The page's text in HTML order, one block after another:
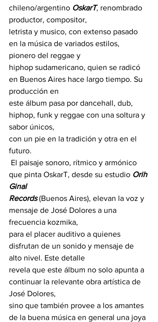
chileno/argentino OskarT, renombrado
productor, compositor,
letrista y musico, con extenso pasado
en la música de variados estilos,
pionero del reggae y
hiphop sudamericano, quien se radicó
en Buenos Aires hace largo tiempo. Su
producción en
este álbum pasa por dancehall, dub,
hiphop, funk y reggae con una soltura y
sabor únicos,
con un pie en la tradición y otra en el
futuro.
que pinta OskarT, desde su estudio Orih
Ginal
Records (Buenos Aires), elevan la voz y
mensaje de José Dolores a una
frecuencia kozmika,
para el placer auditivo a quienes
disfrutan de un sonido y mensaje de
alto nivel. Este detalle
revela que este álbum no solo apunta a
continuar la relevante obra artística de
José Dolores,
sino que también provee a los amantes
de la buena música en general una joya